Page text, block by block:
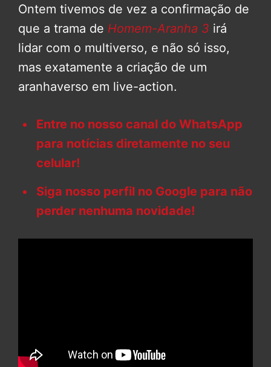
Ontem tivemos de vez a confirmação de
que a trama de Homem-Aranha 3 irá
lidar com o multiverso, e não só isso,
mas exatamente a criação de um
aranhaverso em live-action.
Entre no nosso canal do WhatsApp
para notícias diretamente no seu
celular!
Siga nosso perfil no Google para não
perder nenhuma novidade!